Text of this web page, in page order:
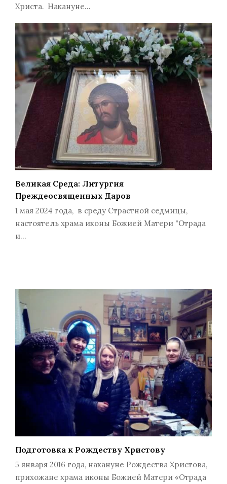
Христа. Накануне…
Великая Среда: Литургия
Преждеосвященных Даров
1 мая 2024 года, в среду Страстной седмицы,
настоятель храма иконы Божией Матери "Отрада
и…
Подготовка к Рождеству Христову
5 января 2016 года, накануне Рождества Христова,
прихожане храма иконы Божией Матери «Отрада